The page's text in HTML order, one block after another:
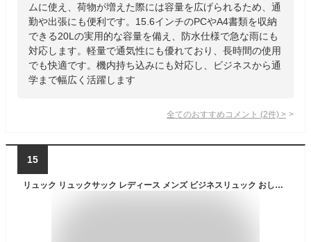
ムに使え、荷物が増えた際には容量を広げられるため、通
勤や出張にも便利です。15.6インチのPCやA4書類を収納
できる20Lの実用的な容量を備え、防水仕様で急な雨にも
対応します。軽量で通気性にも優れており、長時間の使用
でも快適です。機内持ち込みにも対応し、ビジネスから通
学まで幅広く活躍します
全てのおすすめコメント (2件) >
15
リュック リュックサック レディース メンズ ビジネスリュック おしゃれ シンプル 軽量 大容量 A4 バックパック マザーズリュック かわいい PC マザーズバッグ 黒 白 通勤 通学 ビジネス OLGANCE 男女兼用 ユニセックス 学生 軽い パソコン